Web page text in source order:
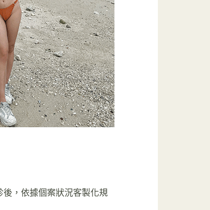
，依據個案狀況客製化規